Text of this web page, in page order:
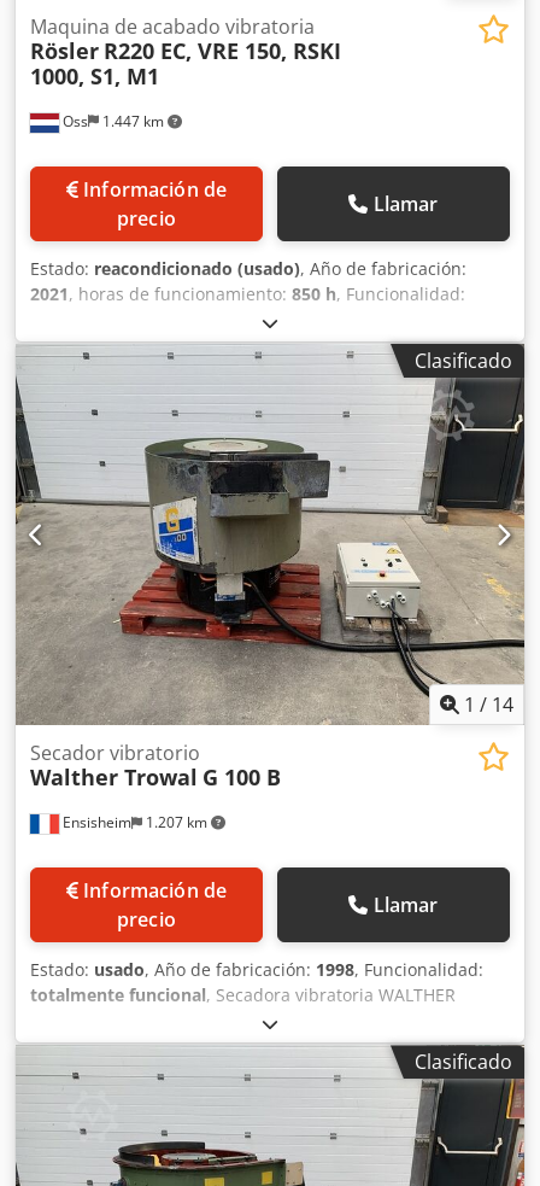
Oss 1.447 km
Maquina de acabado vibratoria
Rösler R220 EC, VRE 150, RSKI
1000, S1, M1
Información de
precio
Llamar
Estado: reacondicionado (usado), Año de fabricación:
2021, horas de funcionamiento: 850 h, Funcionalidad:
, R 220 euro R 220 EC R 420 EC R 620
R 360 So DL R185 EC-KF Rcc4 – Especificaciones Dedpfx
Aewfdbcsivock RSKI 1000 RSKI700-3d-atex RT 250 euro AM:
C1 M1 M1 Basic S1 S2 Además de las máquinas mostradas,
disponemos de muchas otras máquinas y accesorios
(sistemas de granallado, cintas transportadoras y
máquinas pequeñas) en stock, listos para entrega
inmediata. Las máquinas se pueden comprar o alquilar.
Póngase en contacto con nosotros para obtener
asesoramiento (gratuito) sobre rectificado fino, tecnología
de granallado y granallado por rodillos.
Clasificado
1 / 14
Ensisheim 1.207 km
Secador vibratorio
Walther Trowal G 100 B
Información de
precio
Llamar
Estado: usado, Año de fabricación: 1998, Funcionalidad:
totalmente funcional, Secadora vibratoria WALTHER
TROWAL G 100 B Año de fabricación: 1998 Dimensiones del
recipiente: Ø 1100 m x altura 1100 mm Dsdpfszmw Ehjx
Aivjck Dimensiones internas: ancho 200 mm x altura
máxima 300 mm Velocidad de rotación del motor: 1500
rpm Potencia del motor: 0,45 kW Capacidad máxima de
calentamiento: 3 kW En perfectas condiciones de
funcionamiento Peso: 250 kg
Clasificado